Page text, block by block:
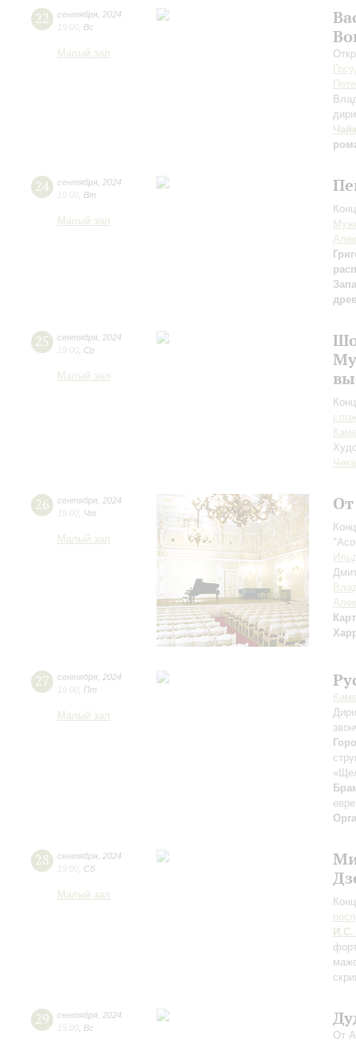
22 сентября 2024
19:00 Вс
Малый зал
24 сентября 2024
19:00 Вт
Малый зал
25 сентября 2024
19:00 Ср
Малый зал
26 сентября 2024
19:00 Чт
Малый зал
27 сентября 2024
19:00 Пт
Малый зал
28 сентября 2024
19:00 Сб
Малый зал
И.С.
29 сентября 2024
15:00 Вс
От